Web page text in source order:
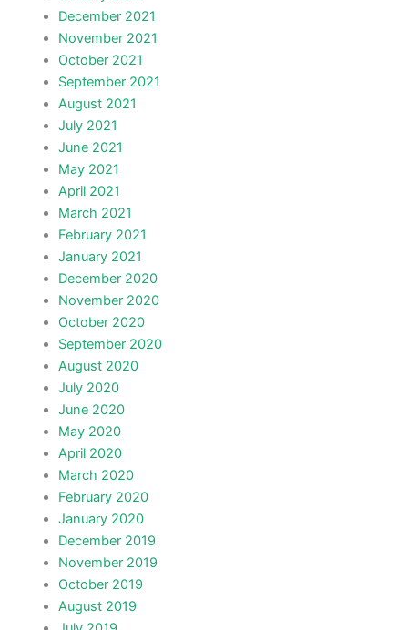
December 2021
November 2021
October 2021
September 2021
August 2021
July 2021
June 2021
May 2021
April 2021
March 2021
February 2021
January 2021
December 2020
November 2020
October 2020
September 2020
August 2020
July 2020
June 2020
May 2020
April 2020
March 2020
February 2020
January 2020
December 2019
November 2019
October 2019
August 2019